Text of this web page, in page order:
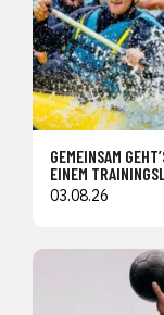
GEMEINSAM
EINEM
03.08.26